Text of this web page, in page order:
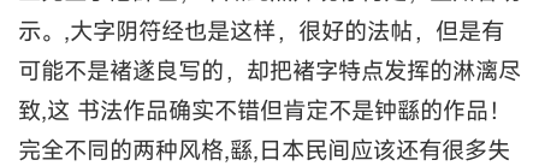
示。,大字阴符经也是这样，很好的法帖，但是有
可能不是褚遂良写的，却把褚字特点发挥的淋漓尽
致,这 书法作品确实不错但肯定不是钟繇的作品！
完全不同的两种风格,繇,日本民间应该还有很多失